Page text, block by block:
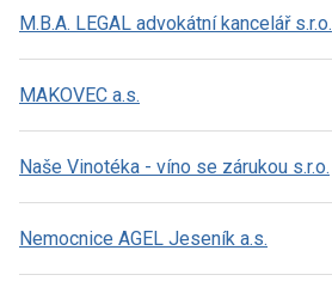
M.B.A. LEGAL advokátní kancelář s.r.o.
MAKOVEC a.s.
Naše Vinotéka - víno se zárukou s.r.o.
Nemocnice AGEL Jeseník a.s.